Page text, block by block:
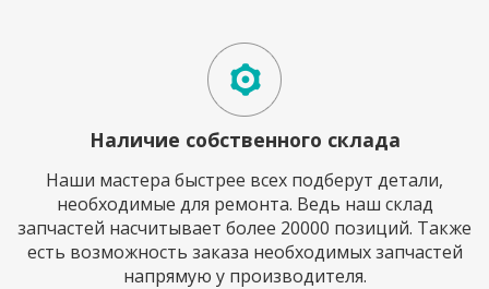
Наличие собственного склада
Наши мастера быстрее всех подберут детали,
необходимые для ремонта. Ведь наш склад
запчастей насчитывает более 20000 позиций. Также
есть возможность заказа необходимых запчастей
напрямую у производителя.